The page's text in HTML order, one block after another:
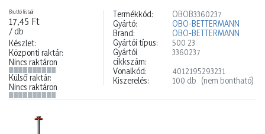
Bruttó listaár
17,45 Ft
/ db
Készlet:
Központi raktár:
Nincs raktáron
Külső raktár:
Nincs raktáron
Termékkód:
OBOB3360237
Gyártó:
OBO-BETTERMANN
Brand:
OBO-BETTERMANN
Gyártói típus:
500 23
Gyártói
cikkszám:
3360237
Vonalkód:
4012195293231
Kiszerelés:
100 db (nem bontható)